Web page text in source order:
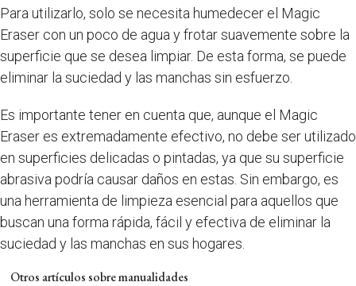
Para utilizarlo, solo se necesita humedecer el Magic
Eraser con un poco de agua y frotar suavemente sobre la
superficie que se desea limpiar. De esta forma, se puede
eliminar la suciedad y las manchas sin esfuerzo.
Es importante tener en cuenta que, aunque el Magic
Eraser es extremadamente efectivo, no debe ser utilizado
en superficies delicadas o pintadas, ya que su superficie
abrasiva podría causar daños en estas. Sin embargo, es
una herramienta de limpieza esencial para aquellos que
buscan una forma rápida, fácil y efectiva de eliminar la
suciedad y las manchas en sus hogares.
Otros artículos sobre manualidades